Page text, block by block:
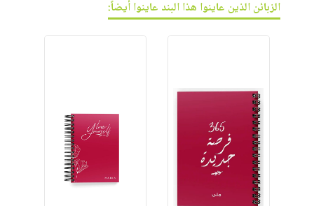
الزبائن الذين عاينوا هذا البند عاينوا أيضاً: